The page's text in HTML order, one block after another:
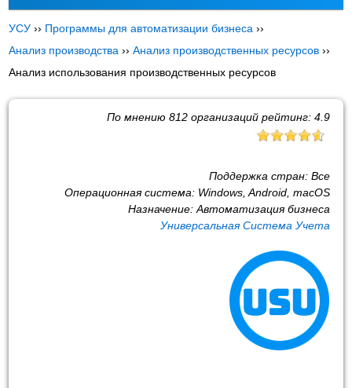
УСУ ›› Программы для автоматизации бизнеса ››
Анализ производства ››Анализ производственных ресурсов ››
Анализ использования производственных ресурсов
По мнению 812организаций рейтинг: 4.9
Поддержка стран: Все
Операционная система: Windows, Android, macOS
Назначение: Автоматизация бизнеса
Универсальная Система Учета